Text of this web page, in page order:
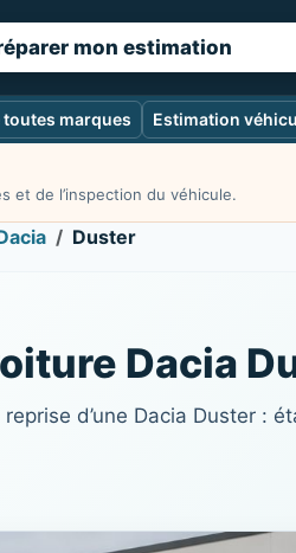
mon estimation
toutes marques Estimation
et de l’inspection du véhicule.
Duster
Dacia
d’une Dacia Duster :